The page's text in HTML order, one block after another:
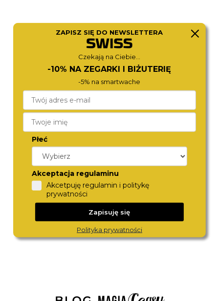
EW5620-55A
MICHAEL KORS
MK7605
1 590,- 1 490,-
ZAPISZ SIĘ DO NEWSLETTERA
Czekają na Ciebie...
-10% NA ZEGARKI I BIŻUTERIĘ
-5% na smartwache
Płeć
Akceptacja regulaminu
Akcetpuję regulamin i politykę
prywatności
Zapisuję się
Polityka prywatności